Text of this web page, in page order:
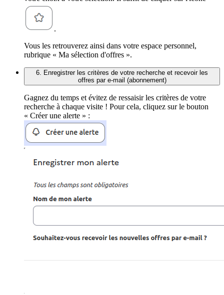
.
Vous les retrouverez ainsi dans votre espace personnel,
rubrique « Ma sélection d'offres ».
6. Enregistrer les critères de votre recherche et recevoir les
offres par e-mail (abonnement)
Gagnez du temps et évitez de ressaisir les critères de votre
recherche à chaque visite ! Pour cela, cliquez sur le bouton
« Créer une alerte » :